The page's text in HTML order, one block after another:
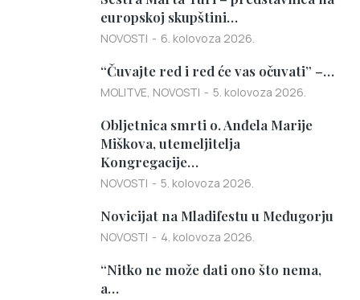
europskoj skupštini…
NOVOSTI 6. kolovoza 2026.
“Čuvajte red i red će vas očuvati” –…
MOLITVE NOVOSTI 5. kolovoza 2026.
Obljetnica smrti o. Anđela Marije
Miškova, utemeljitelja
Kongregacije…
NOVOSTI 5. kolovoza 2026.
Novicijat na Mladifestu u Međugorju
NOVOSTI 4. kolovoza 2026.
“Nitko ne može dati ono što nema,
a…